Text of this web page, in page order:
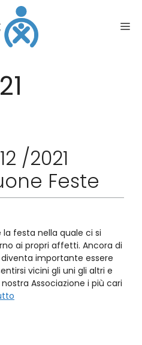
/2021
Feste
la festa nella quale ci si
ai propri affetti. Ancora di
importante essere
vicini gli uni gli altri e
Associazione i più cari